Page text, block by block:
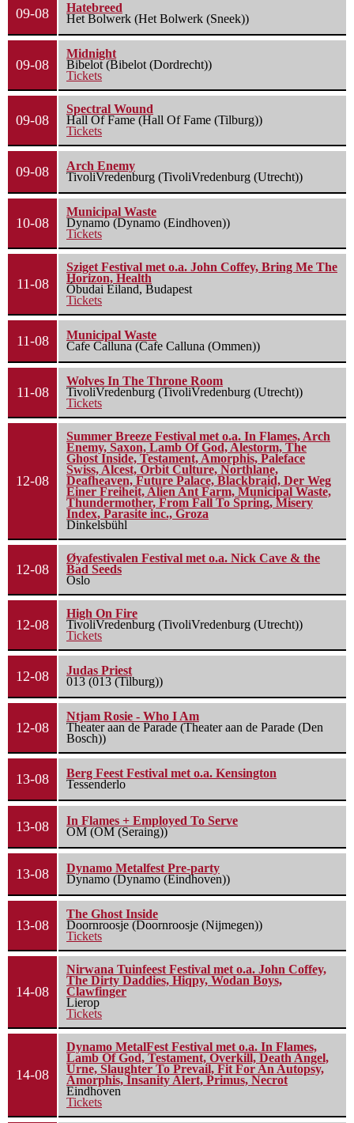
09-08
Hatebreed
Het Bolwerk (Het Bolwerk (Sneek))
09-08
Midnight
Bibelot (Bibelot (Dordrecht))
Tickets
09-08
Spectral Wound
Hall Of Fame (Hall Of Fame (Tilburg))
Tickets
09-08
Arch Enemy
TivoliVredenburg (TivoliVredenburg (Utrecht))
10-08
Municipal Waste
Dynamo (Dynamo (Eindhoven))
Tickets
11-08
Sziget Festival met o.a. John Coffey, Bring Me The
Horizon, Health
Óbudai Eiland, Budapest
Tickets
11-08
Municipal Waste
Cafe Calluna (Cafe Calluna (Ommen))
11-08
Wolves In The Throne Room
TivoliVredenburg (TivoliVredenburg (Utrecht))
Tickets
12-08
Summer Breeze Festival met o.a. In Flames, Arch
Enemy, Saxon, Lamb Of God, Alestorm, The
Ghost Inside, Testament, Amorphis, Paleface
Swiss, Alcest, Orbit Culture, Northlane,
Deafheaven, Future Palace, Blackbraid, Der Weg
Einer Freiheit, Alien Ant Farm, Municipal Waste,
Thundermother, From Fall To Spring, Misery
Index, Parasite inc., Groza
Dinkelsbühl
12-08
Øyafestivalen Festival met o.a. Nick Cave & the
Bad Seeds
Oslo
12-08
High On Fire
TivoliVredenburg (TivoliVredenburg (Utrecht))
Tickets
12-08
Judas Priest
013 (013 (Tilburg))
12-08
Ntjam Rosie - Who I Am
Theater aan de Parade (Theater aan de Parade (Den
Bosch))
13-08
Berg Feest Festival met o.a. Kensington
Tessenderlo
13-08
In Flames + Employed To Serve
OM (OM (Seraing))
13-08
Dynamo Metalfest Pre-party
Dynamo (Dynamo (Eindhoven))
13-08
The Ghost Inside
Doornroosje (Doornroosje (Nijmegen))
Tickets
14-08
Nirwana Tuinfeest Festival met o.a. John Coffey,
The Dirty Daddies, Hiqpy, Wodan Boys,
Clawfinger
Lierop
Tickets
14-08
Dynamo MetalFest Festival met o.a. In Flames,
Lamb Of God, Testament, Overkill, Death Angel,
Urne, Slaughter To Prevail, Fit For An Autopsy,
Amorphis, Insanity Alert, Primus, Necrot
Eindhoven
Tickets